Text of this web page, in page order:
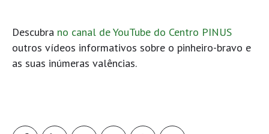
Descubra no canal de YouTube do Centro PINUS
outros vídeos informativos sobre o pinheiro-bravo e
as suas inúmeras valências.